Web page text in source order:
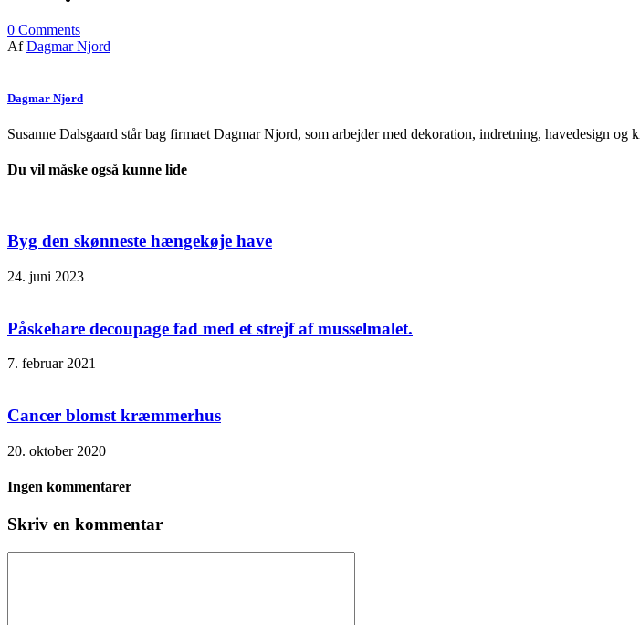
0 Comments
Af Dagmar Njord
Dagmar Njord
Susanne Dalsgaard står bag firmaet Dagmar Njord, som arbejder med dekoration, indretning, havedesign og
Du vil måske også kunne lide
Byg den skønneste hængekøje have
24. juni 2023
Påskehare decoupage fad med et strejf af musselmalet.
7. februar 2021
Cancer blomst kræmmerhus
20. oktober 2020
Ingen kommentarer
Skriv en kommentar